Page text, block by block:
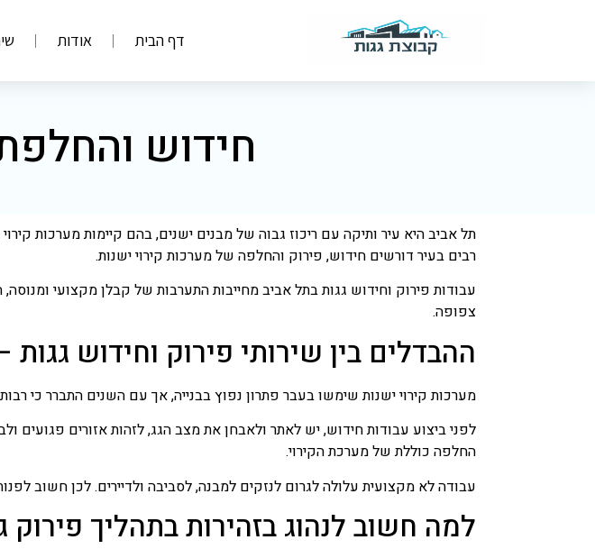
דף הבית אודות
חידוש
תל אביב היא עיר ותיקה עם ריכוז גבוה של מבנים ישנים, בהם קיימות מערכות
רבים בעיר דורשים חידוש, פירוק והחלפה של מערכות קירוי ישנות.
עבודות פירוק וחידוש גגות בתל אביב מחייבות התערבות של קבלן מקצועי
צפופה.
ההבדלים בין שירותי פירוק וחידוש
מערכות קירוי ישנות שימשו בעבר פתרון נפוץ בבנייה, אך עם השנים התברר כי
לפני ביצוע עבודות חידוש, יש לאתר ולאבחן את מצב הגג, לזהות אזורים פגועים
החלפה כוללת של מערכת הקירוי.
עבודה לא מקצועית עלולה לגרום לנזקים למבנה, לסביבה ולדיירים. לכן חשוב
למה חשוב לנהוג בזהירות בתהליך פירוק